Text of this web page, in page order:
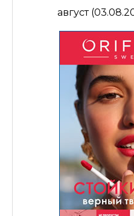
август